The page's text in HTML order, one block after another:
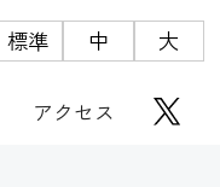
標準 中 大
アクセス